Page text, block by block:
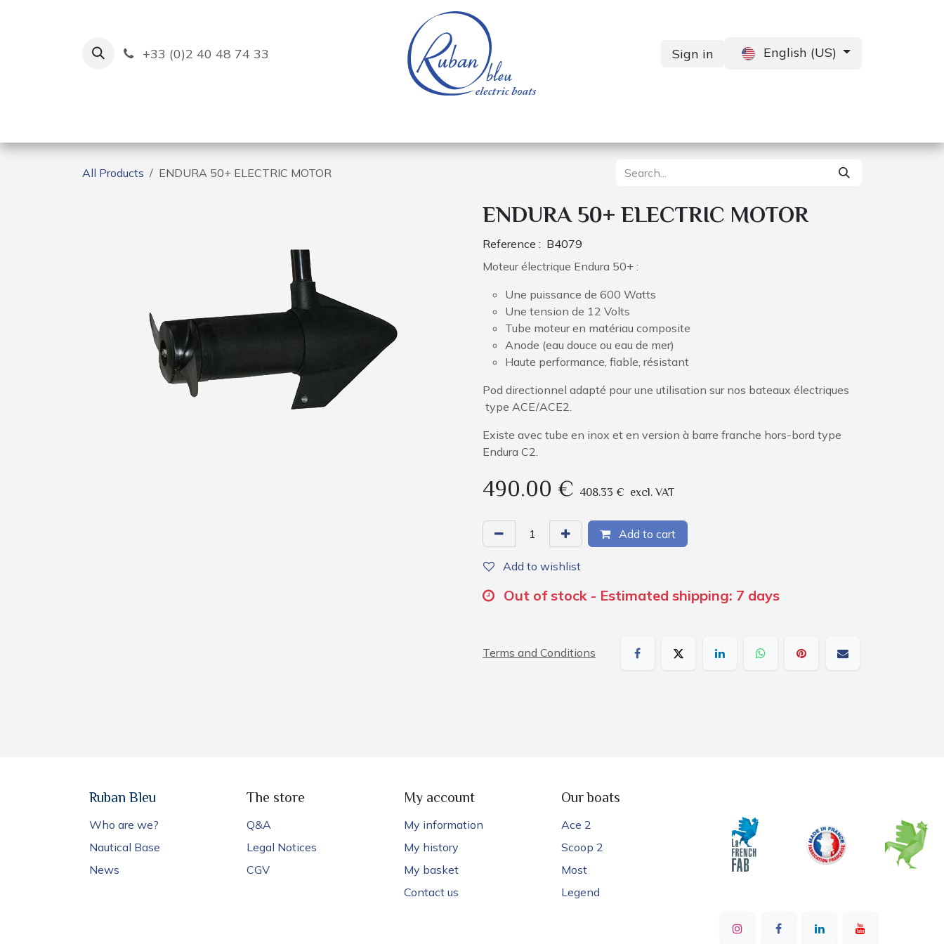
+33 (0)2 40 48 74 33 Sign in English (US)
All Products ENDURA 50+ ELECTRIC MOTOR
ENDURA 50+ ELECTRIC MOTOR
Reference : B4079
Moteur électrique Endura 50+ :
Une puissance de 600 Watts
Une tension de 12 Volts
Tube moteur en matériau composite
Anode (eau douce ou eau de mer)
Haute performance, fiable, résistant
Pod directionnel adapté pour une utilisation sur nos bateaux électriques
type ACE/ACE2.
Existe avec tube en inox et en version à barre franche hors-bord type
Endura C2.
490.00 € 408.33 € excl. VAT
Add to cart
Add to wishlist
Out of stock - Estimated shipping: 7 days
Terms and Conditions
Ruban Bleu
Who are we?
Nautical Base
News
The store
Q&A
Legal Notices
CGV
My account
My information
My history
My basket
Contact us
Our boats
Ace 2
Scoop 2
Most
Legend